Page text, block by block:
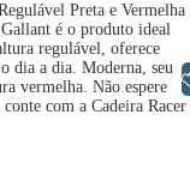
Preta e Vermelha
é o produto ideal
regulável, oferece
dia a dia. Moderna, seu
vermelha. Não espere
com a Cadeira Racer
Libras